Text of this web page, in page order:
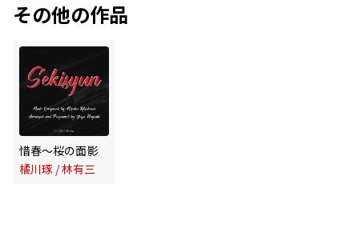
その他の作品
惜春～桜の面影
橘川琢 / 林有三